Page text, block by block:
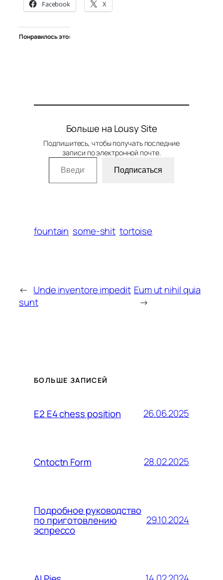
Facebook X
Понравилось это:
Больше на Lousy Site
Подпишитесь, чтобы получать последние
записи по электронной почте.
Введите адрес электронной почты…
Подписаться
fountain some-shit tortoise
← Unde inventore impedit
sunt
Eum ut nihil quia
→
БОЛЬШЕ ЗАПИСЕЙ
E2 E4 chess position 26.06.2025
Cntoctn Form 28.02.2025
Подробное руководство
по приготовлению
эспрессо
29.10.2024